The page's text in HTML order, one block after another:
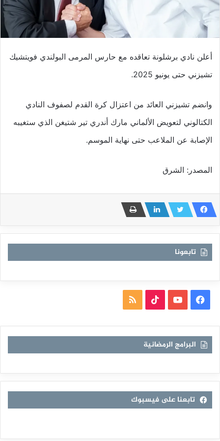
أعلن نادي برشلونة تعاقده مع حارس المرمى البولندي فويتشيك
تشيزني حتى يونيو 2025.
وانضم تشيزني العائد من اعتزال كرة القدم لصفوف النادي
الكتالوني لتعويض الألماني مارك أندري تير شتيغن الذي ستغيبه
الإصابة عن الملاعب حتى نهاية الموسم.
المصدر: الشرق
تابعونا
فيسبوكيوتيوب TikTokملخص
RSS
البرامج الرمضانية
تابعنا على فيسبوك